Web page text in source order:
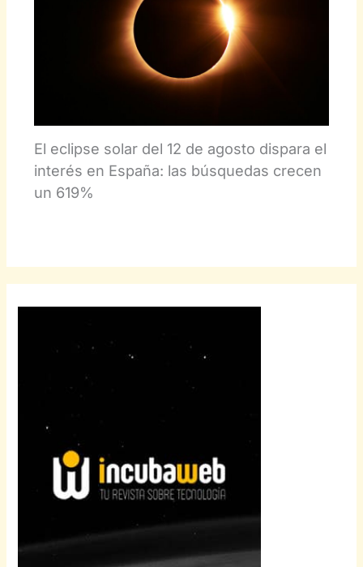
El eclipse solar del 12 de agosto dispara el
interés en España: las búsquedas crecen
un 619%